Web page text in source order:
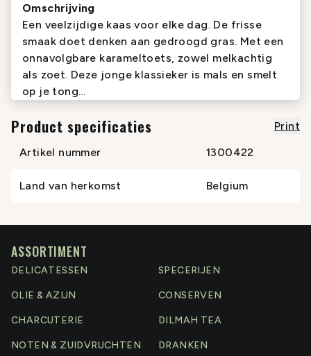
Omschrijving
Een veelzijdige kaas voor elke dag. De frisse
smaak doet denken aan gedroogd gras. Met een
onnavolgbare karameltoets, zowel melkachtig
als zoet. Deze jonge klassieker is mals en smelt
op je tong…
Product specificaties
Print
Artikel nummer
1300422
Land van herkomst Belgium
ASSORTIMENT
DELICATESSEN SPECERIJEN
OLIE & AZIJN CONSERVEN
CHARCUTERIE DILMAH TEA
NOTEN & ZUIDVRUCHTEN DRANKEN